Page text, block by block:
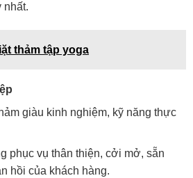
nhất.
thảm tập yoga
giàu kinh nghiệm, kỹ năng thực
phục vụ thân thiện, cởi mở, sẵn
hồi của khách hàng.